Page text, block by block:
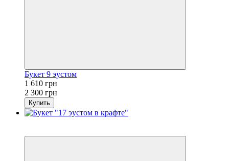
Букет 9 эустом
1 610 грн
2 300 грн
Купить